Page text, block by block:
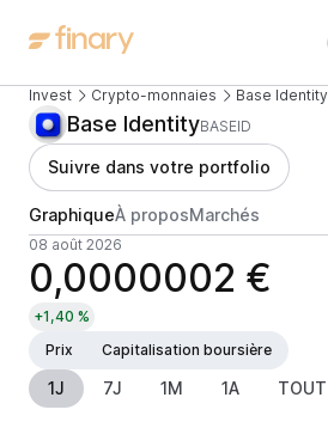
Invest Crypto-monnaies Base Identity
Base IdentityBASEID
Suivre dans votre portfolio
GraphiqueÀ proposMarchés
08 août 2026
0,0000002 €
+1,40 %
Prix
Capitalisation boursière
1J 7J 1M 1A TOUT